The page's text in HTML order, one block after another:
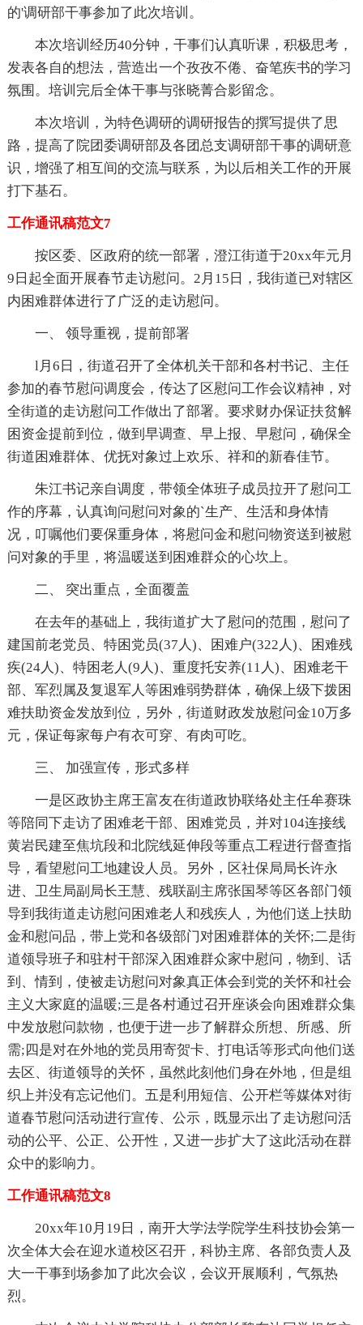
的'调研部干事参加了此次培训。
本次培训经历40分钟，干事们认真听课，积极思考，
发表各自的想法，营造出一个孜孜不倦、奋笔疾书的学习
氛围。培训完后全体干事与张晓菁合影留念。
本次培训，为特色调研的调研报告的撰写提供了思
路，提高了院团委调研部及各团总支调研部干事的调研意
识，增强了相互间的交流与联系，为以后相关工作的开展
打下基石。
工作通讯稿范文7
按区委、区政府的统一部署，澄江街道于20xx年元月
9日起全面开展春节走访慰问。2月15日，我街道已对辖区
内困难群体进行了广泛的走访慰问。
一、 领导重视，提前部署
l月6日，街道召开了全体机关干部和各村书记、主任
参加的春节慰问调度会，传达了区慰问工作会议精神，对
全街道的走访慰问工作做出了部署。要求财办保证扶贫解
困资金提前到位，做到早调查、早上报、早慰问，确保全
街道困难群体、优抚对象过上欢乐、祥和的新春佳节。
朱江书记亲自调度，带领全体班子成员拉开了慰问工
作的序幕，认真询问慰问对象的`生产、生活和身体情
况，叮嘱他们要保重身体，将慰问金和慰问物资送到被慰
问对象的手里，将温暖送到困难群众的心坎上。
二、 突出重点，全面覆盖
在去年的基础上，我街道扩大了慰问的范围，慰问了
建国前老党员、特困党员(37人)、困难户(322人)、困难残
疾(24人)、特困老人(9人)、重度托安养(11人)、困难老干
部、军烈属及复退军人等困难弱势群体，确保上级下拨困
难扶助资金发放到位，另外，街道财政发放慰问金10万多
元，保证每家每户有衣可穿、有肉可吃。
三、 加强宣传，形式多样
一是区政协主席王富友在街道政协联络处主任牟赛珠
等陪同下走访了困难老干部、困难党员，并对104连接线
黄岩民建至焦坑段和北院线延伸段等重点工程进行督查指
导，看望慰问工地建设人员。另外，区社保局局长许永
进、卫生局副局长王慧、残联副主席张国琴等区各部门领
导到我街道走访慰问困难老人和残疾人，为他们送上扶助
金和慰问品，带上党和各级部门对困难群体的关怀;二是街
道领导班子和驻村干部深入困难群众家中慰问，物到、话
到、情到，使被走访慰问对象真正体会到党的关怀和社会
主义大家庭的温暖;三是各村通过召开座谈会向困难群众集
中发放慰问款物，也便于进一步了解群众所想、所感、所
需;四是对在外地的党员用寄贺卡、打电话等形式向他们送
去区、街道领导的关怀，虽然此刻他们身在外地，但是组
织上并没有忘记他们。五是利用短信、公开栏等媒体对街
道春节慰问活动进行宣传、公示，既显示出了走访慰问活
动的公平、公正、公开性，又进一步扩大了这此活动在群
众中的影响力。
工作通讯稿范文8
20xx年10月19日，南开大学法学院学生科技协会第一
次全体大会在迎水道校区召开，科协主席、各部负责人及
大一干事到场参加了此次会议，会议开展顺利，气氛热
烈。